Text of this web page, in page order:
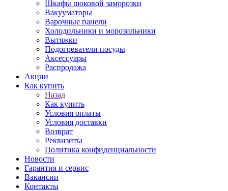
Шкафы шоковой заморозки
Вакууматоры
Варочные панели
Холодильники и морозильники
Вытяжки
Подогреватели посуды
Аксессуары
Распродажа
Акции
Как купить
Назад
Как купить
Условия оплаты
Условия доставки
Возврат
Реквизиты
Политика конфиденциальности
Новости
Гарантия и сервис
Вакансии
Контакты